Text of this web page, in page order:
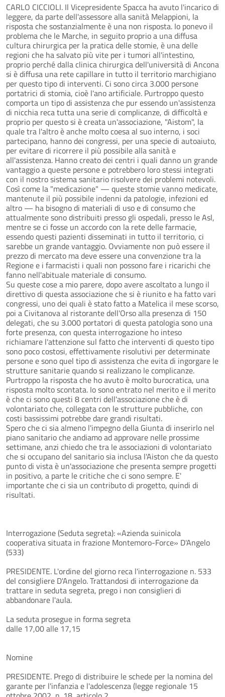
CARLO CICCIOLI. Il Vicepresidente Spacca ha avuto l'incarico di
leggere, da parte dell'assessore alla sanità Melappioni, la
risposta che sostanzialmente è una non risposta. Io ponevo il
problema che le Marche, in seguito proprio a una diffusa
cultura chirurgica per la pratica delle stomie, è una delle
regioni che ha salvato più vite per i tumori all'intestino,
proprio perché dalla clinica chirurgica dell'università di Ancona
si è diffusa una rete capillare in tutto il territorio marchigiano
per questo tipo di interventi. Ci sono circa 3.000 persone
portatrici di stomia, cioè l'ano artificiale. Purtroppo questo
comporta un tipo di assistenza che pur essendo un'assistenza
di nicchia reca tutta una serie di complicanze, di difficoltà e
proprio per questo si è creata un'associazione, "Aistom", la
quale tra l'altro è anche molto coesa al suo interno, i soci
partecipano, hanno dei congressi, per una specie di autoaiuto,
per evitare di ricorrere il più possibile alla sanità e
all'assistenza. Hanno creato dei centri i quali danno un grande
vantaggio a queste persone e potrebbero loro stessi integrati
con il nostro sistema sanitario risolvere dei problemi notevoli.
Così come la "medicazione" — queste stomie vanno medicate,
mantenute il più possibile indenni da patologie, infezioni ed
altro — ha bisogno di materiali di uso e di consumo che
attualmente sono distribuiti presso gli ospedali, presso le Asl,
mentre se ci fosse un accordo con la rete delle farmacie,
essendo questi pazienti disseminati in tutto il territorio, ci
sarebbe un grande vantaggio. Ovviamente non può essere il
prezzo di mercato ma deve essere una convenzione tra la
Regione e i farmacisti i quali non possono fare i ricarichi che
fanno nell'abituale materiale di consumo.
Su queste cose a mio parere, dopo avere ascoltato a lungo il
direttivo di questa associazione che si è riunito e ha fatto vari
congressi, uno dei quali è stato fatto a Matelica il mese scorso,
poi a Civitanova al ristorante dell'Orso alla presenza di 150
delegati, che su 3.000 portatori di questa patologia sono una
forte presenza, con questa interrogazione ho inteso
richiamare l'attenzione sul fatto che interventi di questo tipo
sono poco costosi, effettivamente risolutivi per determinate
persone e sono quel tipo di assistenza che evita di ingorgare le
strutture sanitarie quando si realizzano le complicanze.
Purtroppo la risposta che ho avuto è molto burocratica, una
risposta molto scontata. Io sono entrato nel merito e il merito
è che ci sono questi 8 centri dell'associazione che è di
volontariato che, collegata con le strutture pubbliche, con
costi bassissimi potrebbe dare grandi risultati.
Spero che ci sia almeno l'impegno della Giunta di inserirlo nel
piano sanitario che andiamo ad approvare nelle prossime
settimane, anzi chiedo che tra le associazioni di volontariato
che si occupano del sanitario sia inclusa l'Aiston che da questo
punto di vista è un'associazione che presenta sempre progetti
in positivo, a parte le critiche che ci sono sempre. E'
importante che ci sia un contributo di progetto, quindi di
risultati.
Interrogazione (Seduta segreta): «Azienda suinicola
cooperativa situata in frazione Montemoro-Force» D'Angelo
(533)
PRESIDENTE. L'ordine del giorno reca l'interrogazione n. 533
del consigliere D'Angelo. Trattandosi di interrogazione da
trattare in seduta segreta, prego i non consiglieri di
abbandonare l'aula.
La seduta prosegue in forma segreta
dalle 17,00 alle 17,15
Nomine
PRESIDENTE. Prego di distribuire le schede per la nomina del
garante per l'infanzia e l'adolescenza (legge regionale 15